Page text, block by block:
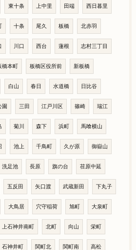
東十条 上中里 田端 西日暮里
十条 尾久 板橋 北赤羽
川口 西台 蓮根 志村三丁目
橋本町 板橋区役所前 新板橋
白山 春日 水道橋 日比谷
園 三田 江戸川区 篠崎 瑞江
菊川 森下 浜町 馬喰横山
池上 千鳥町 久が原 御嶽山
洗足池 長原 旗の台 荏原中延
五反田 矢口渡 武蔵新田 下丸子
大鳥居 穴守稲荷 旭町 大泉町
上石神井南町 北町 向山 栄町
石神井町 関町北 関町南 高松